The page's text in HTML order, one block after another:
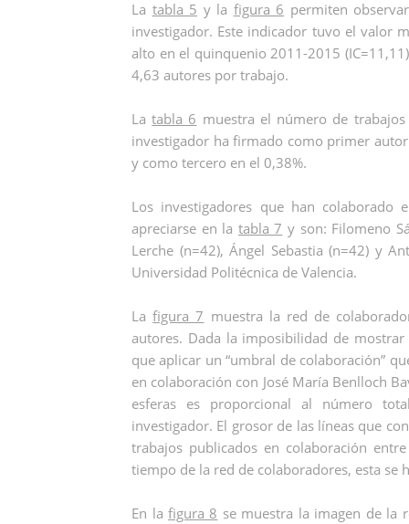
La tabla 5 y la figura 6 permiten
investigador. Este indicador tuvo el valor
alto en el quinquenio 2011-2015
4,63 autores por trabajo.
Latabla 6 muestra el número de
investigador ha firmado como primer
y como tercero en el 0,38%.
Los investigadores que han colaborado
apreciarse en la tabla 7 y son: Filomeno
Lerche (n=42), Ángel Sebastia (n=42) y
Universidad Politécnica de Valencia.
Lafigura 7 muestra la red de
autores. Dada la imposibilidad de
que aplicar un “umbral de colaboración”
en colaboración con José María Benlloch
esferas es proporcional al número
investigador. El grosor de las líneas que
trabajos publicados en colaboración
tiempo de la red de colaboradores, esta se
En la figura 8 se muestra la imagen de la